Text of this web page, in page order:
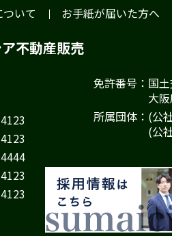
いて お手紙が届いた方へ
不動産販売
免許番号：国
大阪府知
所属団体：(公
(公社)不